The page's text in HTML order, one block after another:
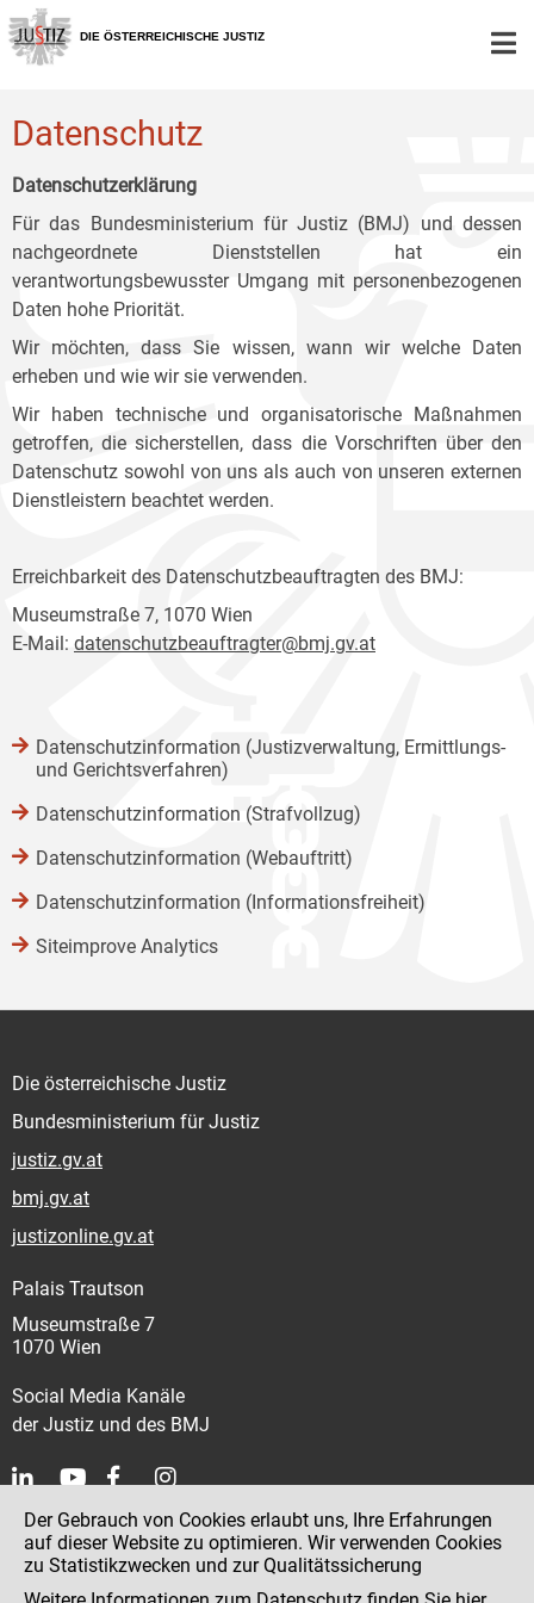
Zur
Hauptnavigation
[1]
Zum
Inhalt
[2]
Zum
Untermenü
[3]
DIE ÖSTERREICHISCHE JUSTIZ
Datenschutz
Datenschutzerklärung
Für das Bundesministerium für Justiz (BMJ) und dessen
nachgeordnete Dienststellen hat ein
verantwortungsbewusster Umgang mit personenbezogenen
Daten hohe Priorität.
Wir möchten, dass Sie wissen, wann wir welche Daten
erheben und wie wir sie verwenden.
Wir haben technische und organisatorische Maßnahmen
getroffen, die sicherstellen, dass die Vorschriften über den
Datenschutz sowohl von uns als auch von unseren externen
Dienstleistern beachtet werden.
Erreichbarkeit des Datenschutzbeauftragten des BMJ:
Museumstraße 7, 1070 Wien
E-Mail: datenschutzbeauftragter@bmj.gv.at
Datenschutzinformation (Justizverwaltung, Ermittlungs-
und Gerichtsverfahren)
Datenschutzinformation (Strafvollzug)
Datenschutzinformation (Webauftritt)
Datenschutzinformation (Informationsfreiheit)
Siteimprove Analytics
Die österreichische Justiz
Bundesministerium für Justiz
justiz.gv.at
bmj.gv.at
justizonline.gv.at
Palais Trautson
Museumstraße 7
1070 Wien
Social Media Kanäle
der Justiz und des BMJ
Kontakt
Impressum
Der Gebrauch von Cookies erlaubt uns, Ihre Erfahrungen
auf dieser Website zu optimieren. Wir verwenden Cookies
zu Statistikzwecken und zur Qualitätssicherung